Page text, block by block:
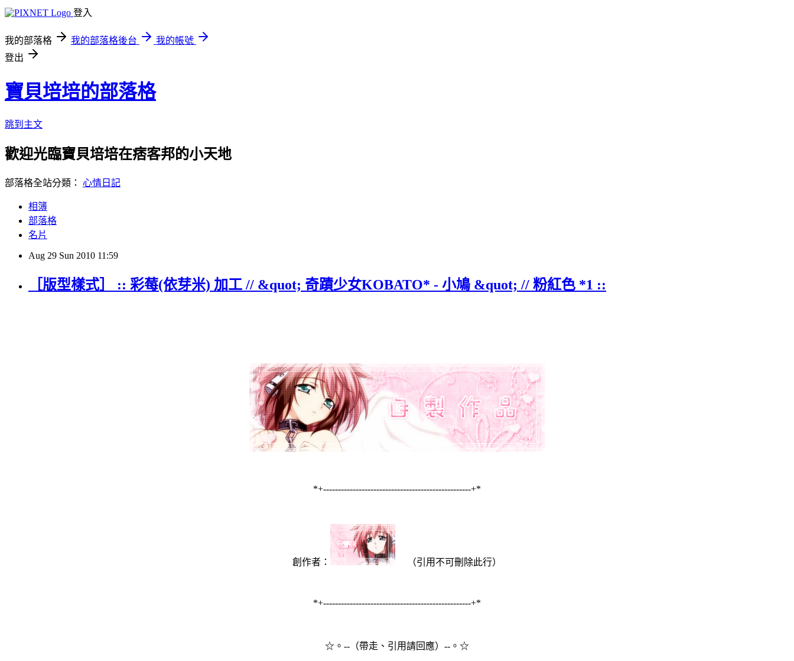
登入
我的部落格 我的部落格後台
我的帳號
登出
寶貝培培的部落格
跳到主文
歡迎光臨寶貝培培在痞客邦的小天地
部落格全站分類： 心情日記
相簿
部落格
名片
Aug 29 Sun 2010 11:59
［版型樣式］ :: 彩莓(依芽米) 加工 // &quot; 奇蹟少女KOBATO* - 小鳩 &quot; // 粉紅色 *1 ::
*+--------------------------------------------------+*
創作者： （引用不可刪除此行）
*+--------------------------------------------------+*
☆。--（帶走、引用請回應）--。☆